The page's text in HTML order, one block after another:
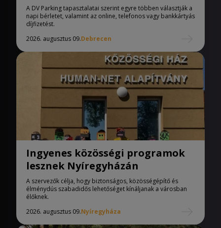
A DV Parking tapasztalatai szerint egyre többen választják a
napi bérletet, valamint az online, telefonos vagy bankkártyás
díjfizetést.
2026. augusztus 09.Debrecen
Ingyenes közösségi programok
lesznek Nyíregyházán
A szervezők célja, hogy biztonságos, közösségépítő és
élménydús szabadidős lehetőséget kínáljanak a városban
élőknek.
2026. augusztus 09.Nyíregyháza